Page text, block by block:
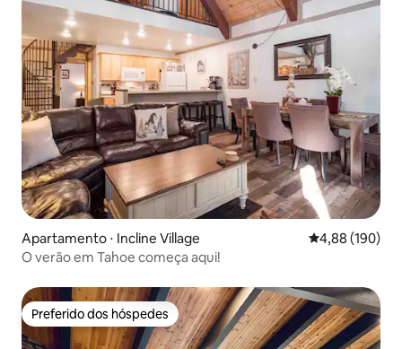
Apartamento ⋅ Incline Village 4,88 de uma
4,88 (190)
O verão em Tahoe começa aqui!
Preferido dos hóspedes
Preferido dos hóspedes